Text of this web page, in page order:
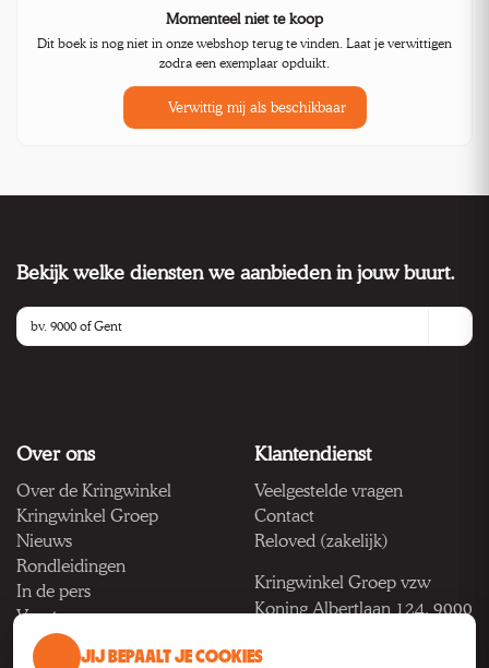
Momenteel niet te koop
Dit boek is nog niet in onze webshop terug te vinden. Laat je verwittigen
zodra een exemplaar opduikt.
Verwittig mij als beschikbaar
Bekijk welke diensten we aanbieden in jouw buurt.
Over ons
Over de Kringwinkel
Kringwinkel Groep
Nieuws
Rondleidingen
In de pers
Vacatures
Klantendienst
Veelgestelde vragen
Contact
Reloved (zakelijk)
Kringwinkel Groep vzw
Koning Albertlaan 124, 9000
BTW BE 1033.922.208
JIJ BEPAALT JE COOKIES